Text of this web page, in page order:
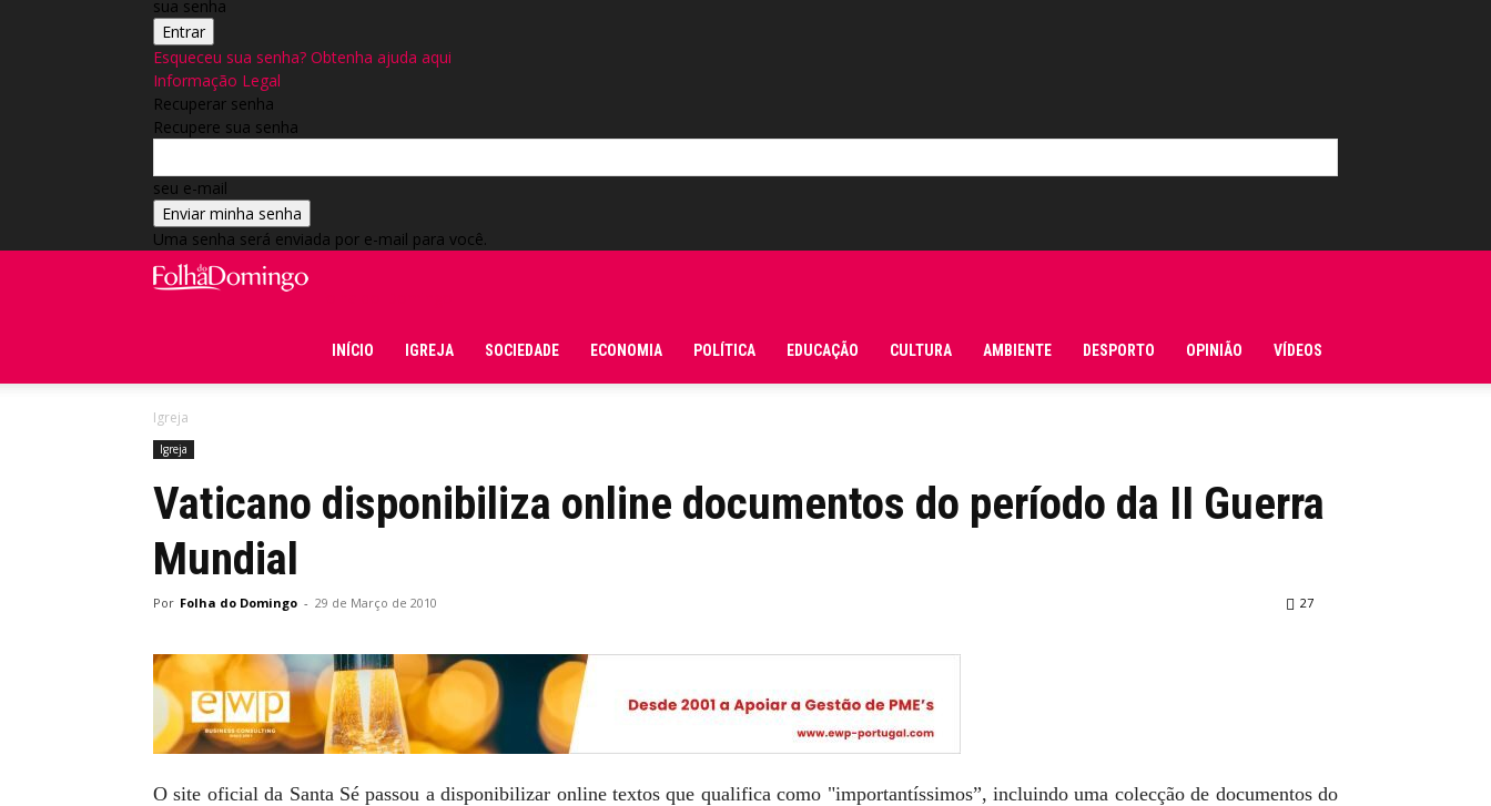
sua senha
Esqueceu sua senha? Obtenha ajuda aqui
Informação Legal
Recuperar senha
Recupere sua senha
seu e-mail
Uma senha será enviada por e-mail para você.
INÍCIO IGREJA SOCIEDADE ECONOMIA POLÍTICA EDUCAÇÃO CULTURA AMBIENTE DESPORTO OPINIÃO VÍDEOS
Igreja
Igreja
Vaticano disponibiliza online documentos do período da II Guerra
Mundial
Por Folha do Domingo - 29 de Março de 2010 27
O site oficial da Santa Sé passou a disponibilizar online textos que qualifica como "importantíssimos”, incluindo uma colecção de documentos do